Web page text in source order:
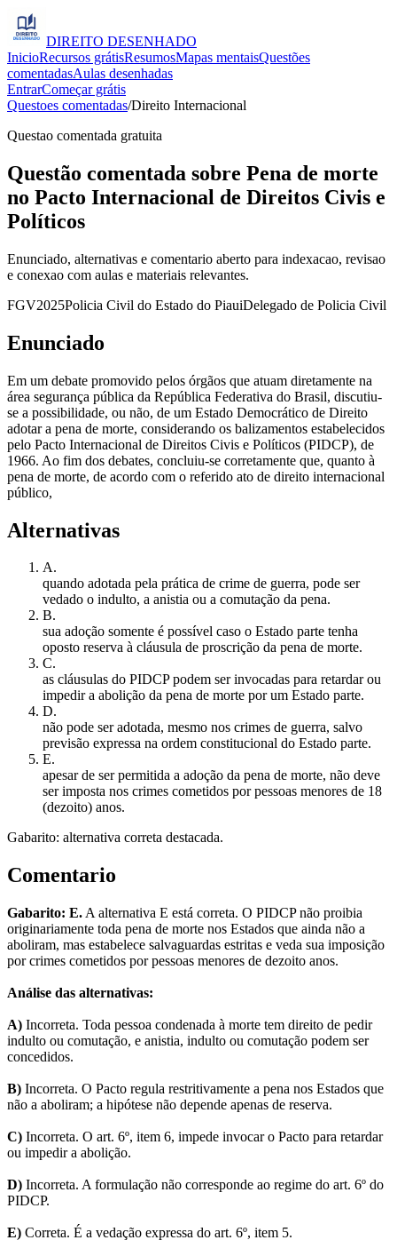
DIREITO DESENHADO
InicioRecursos grátisResumosMapas mentaisQuestões
comentadasAulas desenhadas
EntrarComeçar grátis
Questoes comentadas/Direito Internacional
Questao comentada gratuita
Questão comentada sobre Pena de morte
no Pacto Internacional de Direitos Civis e
Políticos
Enunciado, alternativas e comentario aberto para indexacao, revisao
e conexao com aulas e materiais relevantes.
FGV2025Policia Civil do Estado do PiauiDelegado de Policia Civil
Enunciado
Em um debate promovido pelos órgãos que atuam diretamente na
área segurança pública da República Federativa do Brasil, discutiu-
se a possibilidade, ou não, de um Estado Democrático de Direito
adotar a pena de morte, considerando os balizamentos estabelecidos
pelo Pacto Internacional de Direitos Civis e Políticos (PIDCP), de
1966. Ao fim dos debates, concluiu-se corretamente que, quanto à
pena de morte, de acordo com o referido ato de direito internacional
público,
Alternativas
A.
quando adotada pela prática de crime de guerra, pode ser
vedado o indulto, a anistia ou a comutação da pena.
B.
sua adoção somente é possível caso o Estado parte tenha
oposto reserva à cláusula de proscrição da pena de morte.
C.
as cláusulas do PIDCP podem ser invocadas para retardar ou
impedir a abolição da pena de morte por um Estado parte.
D.
não pode ser adotada, mesmo nos crimes de guerra, salvo
previsão expressa na ordem constitucional do Estado parte.
E.
apesar de ser permitida a adoção da pena de morte, não deve
ser imposta nos crimes cometidos por pessoas menores de 18
(dezoito) anos.
Gabarito: alternativa correta destacada.
Comentario
Gabarito: E. A alternativa E está correta. O PIDCP não proibia
originariamente toda pena de morte nos Estados que ainda não a
aboliram, mas estabelece salvaguardas estritas e veda sua imposição
por crimes cometidos por pessoas menores de dezoito anos.
Análise das alternativas:
A) Incorreta. Toda pessoa condenada à morte tem direito de pedir
indulto ou comutação, e anistia, indulto ou comutação podem ser
concedidos.
B) Incorreta. O Pacto regula restritivamente a pena nos Estados que
não a aboliram; a hipótese não depende apenas de reserva.
C) Incorreta. O art. 6º, item 6, impede invocar o Pacto para retardar
ou impedir a abolição.
D) Incorreta. A formulação não corresponde ao regime do art. 6º do
PIDCP.
E) Correta. É a vedação expressa do art. 6º, item 5.